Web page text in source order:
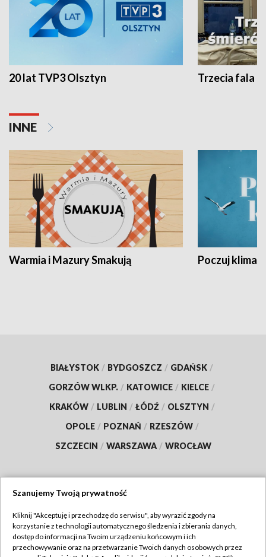
20 lat TVP3 Olsztyn Trzecia fala -
INNE
Warmia i Mazury Smakują Poczuj klimat
BIAŁYSTOK / BYDGOSZCZ / GDAŃSK /
GORZÓW WLKP. / KATOWICE / KIELCE /
KRAKÓW / LUBLIN / ŁÓDŹ / OLSZTYN /
OPOLE / POZNAŃ / RZESZÓW /
SZCZECIN / WARSZAWA / WROCŁAW
TVP
Abonament TVP
Regulamin TVP
Szanujemy Twoją prywatność
Kliknij "Akceptuję i przechodzę do serwisu", aby wyrazić zgody na
korzystanie z technologii automatycznego śledzenia i zbierania danych,
dostęp do informacji na Twoim urządzeniu końcowym i ich
przechowywanie oraz na przetwarzanie Twoich danych osobowych przez